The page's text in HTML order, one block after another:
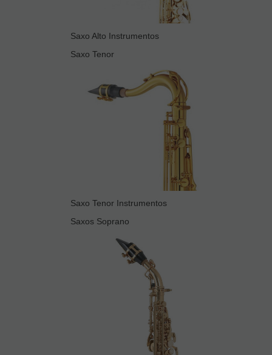
Saxo Alto Instrumentos
Saxo Tenor
Saxo Tenor Instrumentos
Saxos Soprano